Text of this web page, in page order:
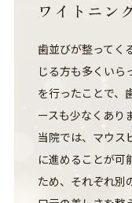
ワイトニン
歯並びが整ってく
じる方も多くいら
を行ったことで、
ースも少なくあり
当院では、マウス
に進めることが可
ため、それぞれ別